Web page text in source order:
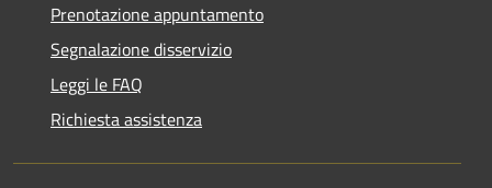
Prenotazione appuntamento
Segnalazione disservizio
Leggi le FAQ
Richiesta assistenza